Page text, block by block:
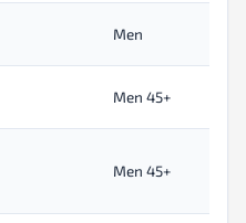
Men
Men 45+
Men 45+